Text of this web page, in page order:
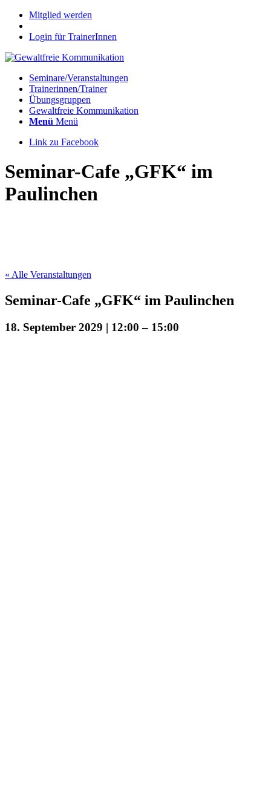
Mitglied werden
Login für TrainerInnen
Seminare/Veranstaltungen
Trainerinnen/Trainer
Übungsgruppen
Gewaltfreie Kommunikation
Menü Menü
Link zu Facebook
Seminar-Cafe „GFK“ im
Paulinchen
« Alle Veranstaltungen
Seminar-Cafe „GFK“ im Paulinchen
18. September 2029 | 12:00 – 15:00